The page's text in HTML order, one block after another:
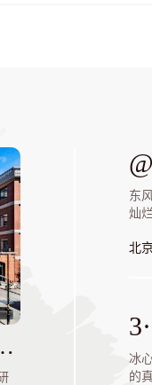
场所。
中国妇女儿童博物馆的建
了党和政府以及社会各界
儿童事业的重视、关注和
是中国特色社会主义事业
儿童事业快速发展的标志
将努力建设一个国际化、
化、特色化博物馆，为传
优秀文化、促进社会和谐
出积极的贡献。
脉研学之美
东
灿
北
冰
的